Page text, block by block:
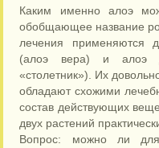
Каким именно алоэ
обобщающее название
лечения применяются
(алоэ вера) и алоэ
«столетник»). Их
обладают схожими
состав действующих
двух растений
Вопрос: можно ли